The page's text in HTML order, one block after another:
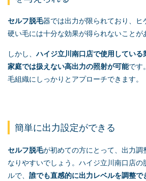
セルフ脱毛器では出力が限られており、ヒ
硬い毛には十分な効果が得られないことが
しかし、ハイジ立川南口店で使用している
家庭では扱えない高出力の照射が可能です
毛組織にしっかりとアプローチできます。
簡単に出力設定ができる
セルフ脱毛が初めての方にとって、出力調
なりやすいでしょう。ハイジ立川南口店
ルで、 誰でも直感的に出力レベルを調整で